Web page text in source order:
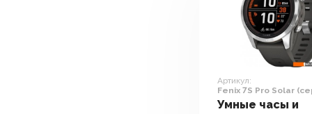
Артикул:
Fenix 7S Pro Solar
графит)
Умные часы и